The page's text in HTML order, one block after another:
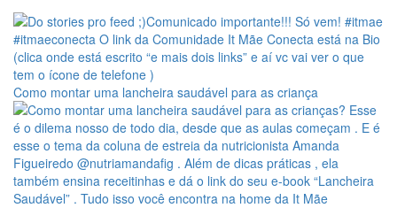
Como montar uma lancheira saudável para as criança